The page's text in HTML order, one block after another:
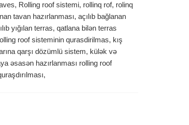
Rolling roof sistemi, rollinq rof, rolinq
tavan hazırlanması, açılıb bağlanan
yığılan terras, qatlana bilən terras
roof sisteminin qurasdirilmas, kış
qarşı dözümlü sistem, külək və
əsasən hazırlanması rolling roof